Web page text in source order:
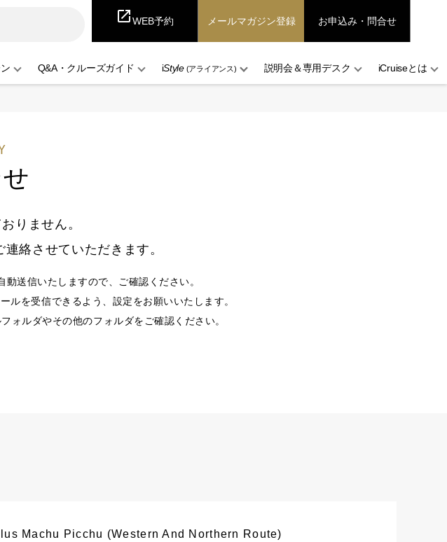
open_in_newWEB予約 メールマガジン登録 お申込み・問合せ
Q&A・クルーズガイド iStyle(アライアンス) 説明会＆専用デスク iCruiseとは
りません。
絡させていただきます。
送信いたしますので、ご確認ください。
ルを受信できるよう、設定をお願いいたします。
ォルダやその他のフォルダをご確認ください。
Machu Picchu (Western And Northern Route)